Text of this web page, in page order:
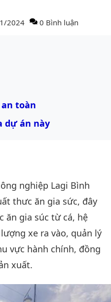
2024 0 Bình luận
toàn
dự án này
nghiệp Lagi Bình
thưc ăn gia sức, đây
ăn gia súc từ cá, hệ
xe ra vào, quản lý
vực hành chính, đồng
xuất.